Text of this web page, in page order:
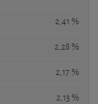
2,41 %
2,28 %
2,17 %
2,13 %